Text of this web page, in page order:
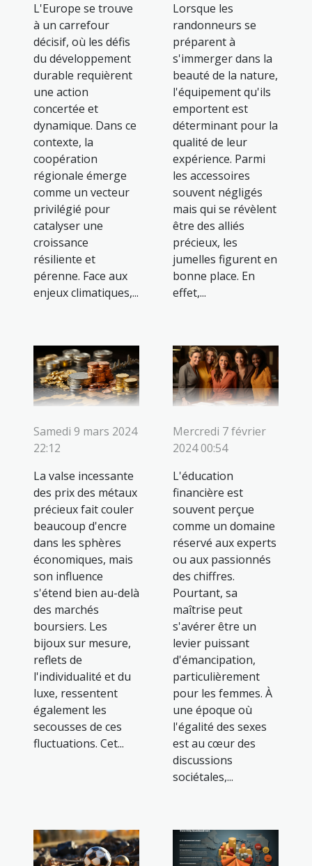
L'Europe se trouve
à un carrefour
décisif, où les défis
du développement
durable requièrent
une action
concertée et
dynamique. Dans ce
contexte, la
coopération
régionale émerge
comme un vecteur
privilégié pour
catalyser une
croissance
résiliente et
pérenne. Face aux
enjeux climatiques,...
Lorsque les
randonneurs se
préparent à
s'immerger dans la
beauté de la nature,
l'équipement qu'ils
emportent est
déterminant pour la
qualité de leur
expérience. Parmi
les accessoires
souvent négligés
mais qui se révèlent
être des alliés
précieux, les
jumelles figurent en
bonne place. En
effet,...
Samedi 9 mars 2024
22:12
La valse incessante
des prix des métaux
précieux fait couler
beaucoup d'encre
dans les sphères
économiques, mais
son influence
s'étend bien au-delà
des marchés
boursiers. Les
bijoux sur mesure,
reflets de
l'individualité et du
luxe, ressentent
également les
secousses de ces
fluctuations. Cet...
Mercredi 7 février
2024 00:54
L'éducation
financière est
souvent perçue
comme un domaine
réservé aux experts
ou aux passionnés
des chiffres.
Pourtant, sa
maîtrise peut
s'avérer être un
levier puissant
d'émancipation,
particulièrement
pour les femmes. À
une époque où
l'égalité des sexes
est au cœur des
discussions
sociétales,...